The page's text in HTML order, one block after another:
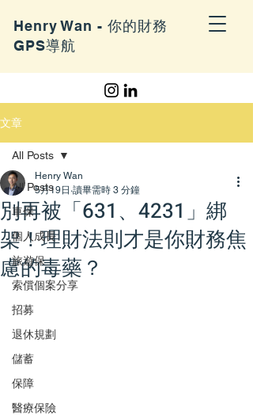
Henry Wan - 你的財務
GPS導航
文章
All Posts
車保
個人成長
旅遊保
索償個案分享
招募
退休規劃
儲蓄
保障
醫療保險
All Posts
別再被「631、4231」綁
架！理財法則才是你財務焦
慮的毒藥？
Henry Wan
5月19日 讀畢需時 3 分鐘